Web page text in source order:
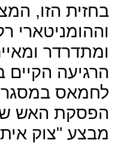
בחזית הזו,
וההומניטארי
ומתדרדר
הרגיעה הקיים
לחמאס
הפסקת האש
מבצע "צוק